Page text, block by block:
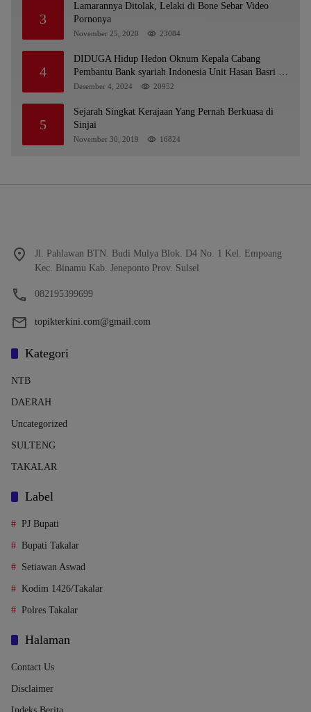
3
Lamarannya Ditolak, Lelaki di Bone Sebar Video
Pornonya
November 25, 2020 23084
4
DIDUGA Hidup Hedon Oknum Kepala Cabang
Pembantu Bank syariah Indonesia Unit Hasan Basri di
Banjarmasin Tipu Nasabah Prioritasnya Hingga
OJK Kalsel : Bertemu Tanggal 11
Desember 4, 2024 20952
5
Sejarah Singkat Kerajaan Yang Pernah Berkuasa di
Sinjai
November 30, 2019 16824
Jl. Pahlawan BTN. Budi Mulya Blok. D4 No. 1 Kel. Empoang
Kec. Binamu Kab. Jeneponto Prov. Sulsel
082195399699
topikterkini.com@gmail.com
Kategori
NTB
DAERAH
Uncategorized
SULTENG
TAKALAR
Label
PJ Bupati
Bupati Takalar
Setiawan Aswad
Kodim 1426/Takalar
Polres Takalar
Halaman
Contact Us
Disclaimer